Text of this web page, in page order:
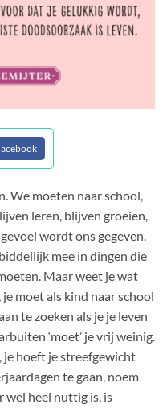
We moeten naar school,
leren, blijven groeien,
wordt ons gegeven.
mee in dingen die
Maar weet je wat
je moet als kind naar school
te zoeken als je je leven
‘moet’ je vrij weinig.
je hoeft je streefgewicht
te gaan, noem
wel heel nuttig is, is